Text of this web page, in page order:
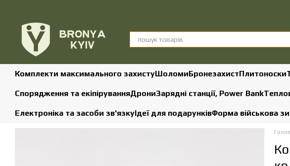
Комплекти максимального захистуШоломиБронезахистПлитоноски
Спорядження та екіпіруванняДрониЗарядні станції, Power Bank
Електроніка та засоби зв'язкуІдеї для подарунківФорма військова